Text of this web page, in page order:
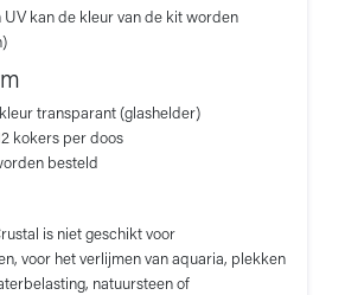
UV kan de kleur van de kit worden
transparant (glashelder)
kokers per doos
besteld
is niet geschikt voor
voor het verlijmen van aquaria, plekken
natuursteen of